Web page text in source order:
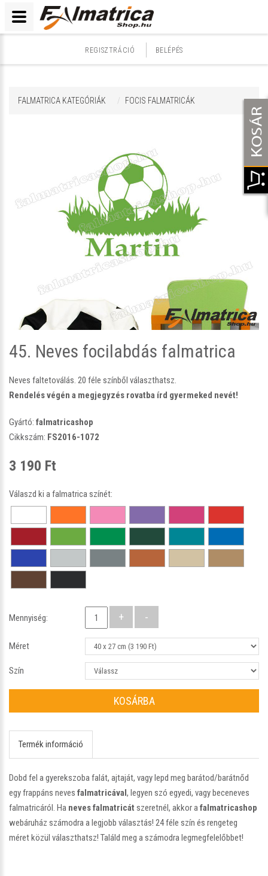
REGISZTRÁCIÓ BELÉPÉS
FALMATRICA KATEGÓRIÁK FOCIS FALMATRICÁK
45. Neves focilabdás falmatrica
Neves faltetoválás. 20 féle színből választhatsz.
Rendelés végén a megjegyzés rovatba írd gyermeked nevét!
Gyártó: falmatricashop
Cikkszám: FS2016-1072
3 190 Ft
Válaszd ki a falmatrica színét:
Mennyiség:
Méret
Szín
KOSÁRBA
Termék információ
Dobd fel a gyerekszoba falát, ajtaját, vagy lepd meg barátod/barátnőd
egy frappáns neves falmatricával, legyen szó egyedi, vagy beceneves
falmatricáról. Ha neves falmatricát szeretnél, akkor a falmatricashop
webáruház számodra a legjobb választás! 24 féle szín és rengeteg
méret közül választhatsz! Találd meg a számodra legmegfelelőbbet!